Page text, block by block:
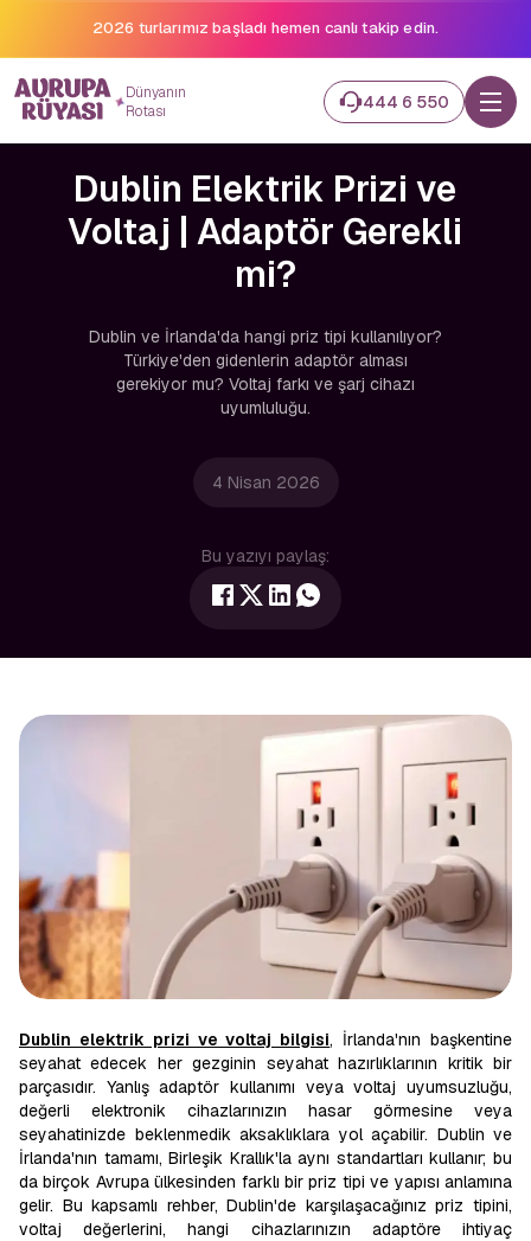
2026 turlarımız başladı hemen canlı takip edin.
Dünyanın
Rotası
444 6 550
Dublin Elektrik Prizi ve
Voltaj | Adaptör Gerekli
mi?
Dublin ve İrlanda'da hangi priz tipi kullanılıyor?
Türkiye'den gidenlerin adaptör alması
gerekiyor mu? Voltaj farkı ve şarj cihazı
uyumluluğu.
4 Nisan 2026
Bu yazıyı paylaş:
Dublin elektrik prizi ve voltaj bilgisi, İrlanda'nın başkentine
seyahat edecek her gezginin seyahat hazırlıklarının kritik bir
parçasıdır. Yanlış adaptör kullanımı veya voltaj uyumsuzluğu,
değerli elektronik cihazlarınızın hasar görmesine veya
seyahatinizde beklenmedik aksaklıklara yol açabilir. Dublin ve
İrlanda'nın tamamı, Birleşik Krallık'la aynı standartları kullanır; bu
da birçok Avrupa ülkesinden farklı bir priz tipi ve yapısı anlamına
gelir. Bu kapsamlı rehber, Dublin'de karşılaşacağınız priz tipini,
voltaj değerlerini, hangi cihazlarınızın adaptöre ihtiyaç